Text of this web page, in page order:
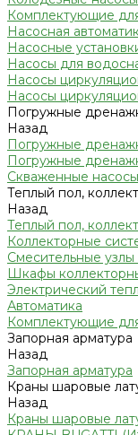
Комплектующие
Насосная
Насосные
Насосы для
Насосы
Насосы
Погружные
Назад
Погружные
Погружные
Скваженные насосы
Теплый пол,
Назад
Теплый пол,
Коллекторные
Смесительные узлы
Шкафы
Электрический
Автоматика
Комплектующие
Запорная арматура
Назад
Запорная арматура
Краны шаровые
Назад
Краны шаровые